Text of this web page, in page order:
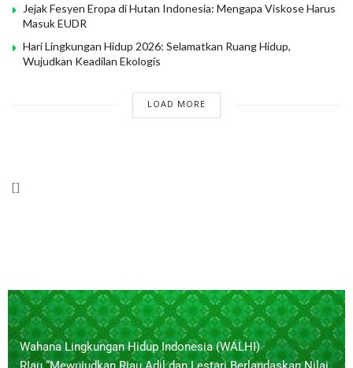
Jejak Fesyen Eropa di Hutan Indonesia: Mengapa Viskose Harus
Masuk EUDR
Hari Lingkungan Hidup 2026: Selamatkan Ruang Hidup,
Wujudkan Keadilan Ekologis
LOAD MORE
[]
Wahana Lingkungan Hidup Indonesia (WALHI)